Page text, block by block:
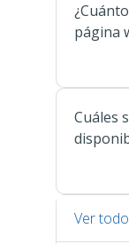
página
Cuáles
Ver